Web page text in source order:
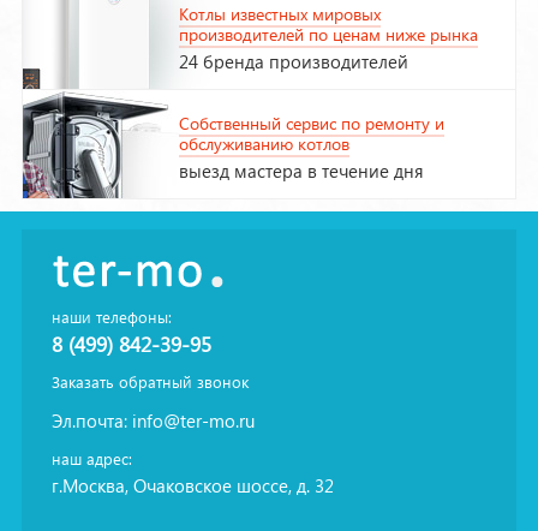
Котлы известных мировых
производителей по ценам ниже рынка
24 бренда производителей
Собственный сервис по ремонту и
обслуживанию котлов
выезд мастера в течение дня
наши телефоны:
8 (499) 842-39-95
Заказать обратный звонок
Эл.почта: info@ter-mo.ru
наш адрес:
г.Москва, Очаковское шоссе, д. 32